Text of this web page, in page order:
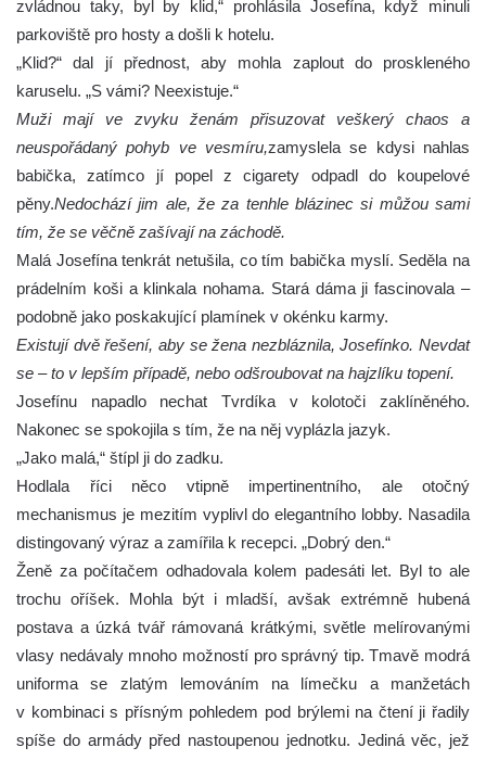
zvládnou taky, byl by klid,“ prohlásila Josefína, když minuli
parkoviště pro hosty a došli k hotelu.
„Klid?“ dal jí přednost, aby mohla zaplout do proskleného
karuselu. „S vámi? Neexistuje.“
Muži mají ve zvyku ženám přisuzovat veškerý chaos a
neuspořádaný pohyb ve vesmíru,zamyslela se kdysi nahlas
babička, zatímco jí popel z cigarety odpadl do koupelové
pěny.Nedochází jim ale, že za tenhle blázinec si můžou sami
tím, že se věčně zašívají na záchodě.
Malá Josefína tenkrát netušila, co tím babička myslí. Seděla na
prádelním koši a klinkala nohama. Stará dáma ji fascinovala –
podobně jako poskakující plamínek v okénku karmy.
Existují dvě řešení, aby se žena nezbláznila, Josefínko. Nevdat
se – to v lepším případě, nebo odšroubovat na hajzlíku topení.
Josefínu napadlo nechat Tvrdíka v kolotoči zaklíněného.
Nakonec se spokojila s tím, že na něj vyplázla jazyk.
„Jako malá,“ štípl ji do zadku.
Hodlala říci něco vtipně impertinentního, ale otočný
mechanismus je mezitím vyplivl do elegantního lobby. Nasadila
distingovaný výraz a zamířila k recepci. „Dobrý den.“
Ženě za počítačem odhadovala kolem padesáti let. Byl to ale
trochu oříšek. Mohla být i mladší, avšak extrémně hubená
postava a úzká tvář rámovaná krátkými, světle melírovanými
vlasy nedávaly mnoho možností pro správný tip. Tmavě modrá
uniforma se zlatým lemováním na límečku a manžetách
v kombinaci s přísným pohledem pod brýlemi na čtení ji řadily
spíše do armády před nastoupenou jednotku. Jediná věc, jež